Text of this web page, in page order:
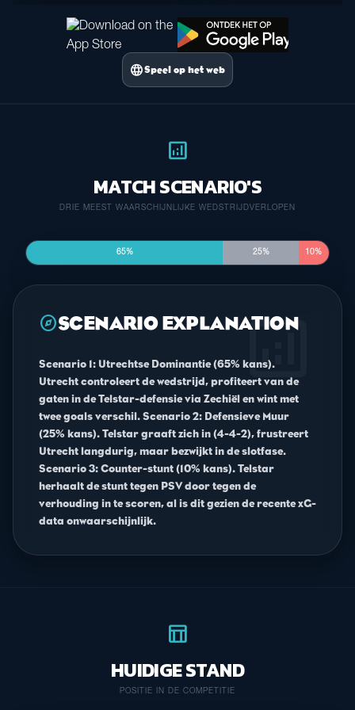
languageSpeel op het web
analytics
MATCH SCENARIO'S
DRIE MEEST WAARSCHIJNLIJKE WEDSTRIJDVERLOPEN
65% 25% 10%
analytics
exploreSCENARIO EXPLANATION
Scenario 1: Utrechtse Dominantie (65% kans).
Utrecht controleert de wedstrijd, profiteert van de
gaten in de Telstar-defensie via Zechiël en wint met
twee goals verschil. Scenario 2: Defensieve Muur
(25% kans). Telstar graaft zich in (4-4-2), frustreert
Utrecht langdurig, maar bezwijkt in de slotfase.
Scenario 3: Counter-stunt (10% kans). Telstar
herhaalt de stunt tegen PSV door tegen de
verhouding in te scoren, al is dit gezien de recente xG-
data onwaarschijnlijk.
table_chart
HUIDIGE STAND
POSITIE IN DE COMPETITIE